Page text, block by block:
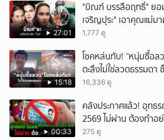
27:01
"บิณฑ์ บรรลือฤทธิ์" ยอ
เจริญปุระ" เอาคุณแม่ม
1,777 ดู
15:18
โชคหล่นทับ! “หนุ่มซื้อ
ตะลึงไม่ใช่ลวดธรรมด
16,336 ดู
00:33
คลังประกาศแล้ว! อุทธ
2569 ไม่ผ่าน ต้องทำอย่
275 ดู